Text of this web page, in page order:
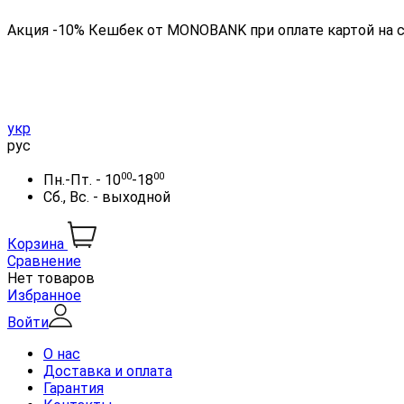
Акция -10% Кешбек от MONOBANK при оплате картой на
укр
рус
Пн.-Пт. - 1000-1800
Сб., Вс. - выходной
Корзина
Сравнение
Нет товаров
Избранное
Войти
О нас
Доставка и оплата
Гарантия